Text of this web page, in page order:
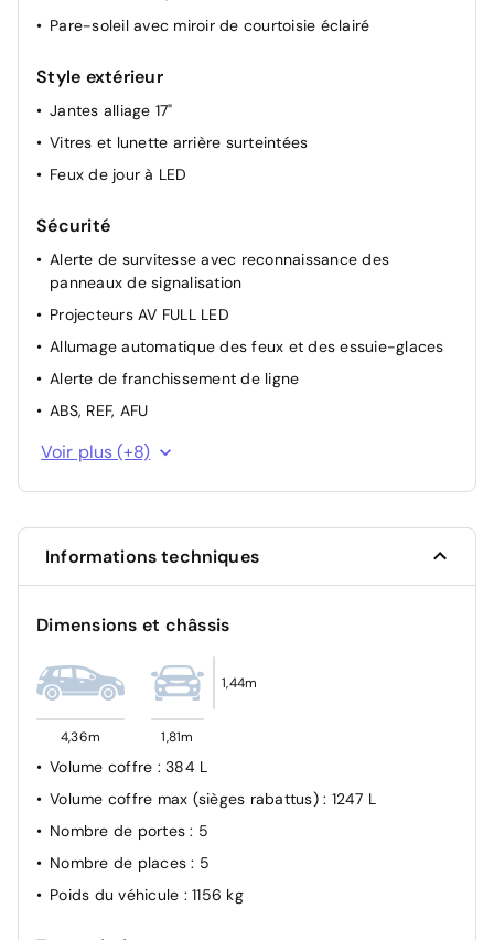
Console centrale avec rangement sous accoudoir
Pare-soleil avec miroir de courtoisie éclairé
Style extérieur
Jantes alliage 17"
Vitres et lunette arrière surteintées
Feux de jour à LED
Sécurité
Alerte de survitesse avec reconnaissance des
panneaux de signalisation
Projecteurs AV FULL LED
Allumage automatique des feux et des essuie-glaces
Alerte de franchissement de ligne
ABS, REF, AFU
Répétiteurs de clignotants à LED intégrés aux
rétroviseurs
Airbags frontaux et latéraux AV
Ceinture centrale arrière 3 points
Système de fixations ISOFIX aux places latérales AR
Alerte Distance Sécurité
Condamnation des portes électriques
Projecteurs Full LED Pure Vision et feux de jour
Voir plus (+8)
Informations techniques
Dimensions et châssis
4,36m 1,81m
1,44m
Volume coffre : 384 L
Volume coffre max (sièges rabattus) : 1247 L
Nombre de portes: 5
Nombre de places: 5
Poids du véhicule : 1156 kg